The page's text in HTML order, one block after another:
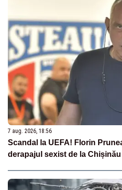
7 aug. 2026, 18:56
Scandal la UEFA! Florin
derapajul sexist de la Chișinău